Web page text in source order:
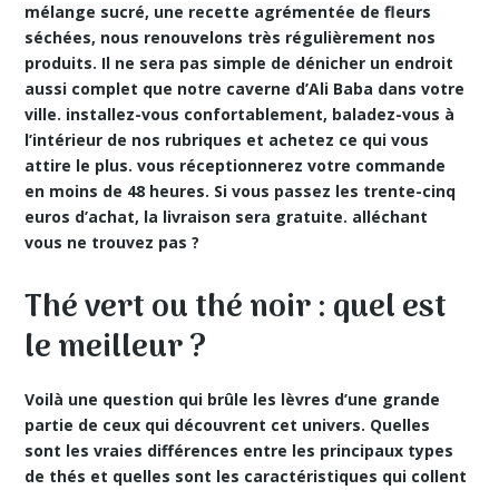
mélange sucré, une recette agrémentée de fleurs
séchées, nous renouvelons très régulièrement nos
produits. Il ne sera pas simple de dénicher un endroit
aussi complet que notre caverne d’Ali Baba dans votre
ville. installez-vous confortablement, baladez-vous à
l’intérieur de nos rubriques et achetez ce qui vous
attire le plus. vous réceptionnerez votre commande
en moins de 48 heures. Si vous passez les trente-cinq
euros d’achat, la livraison sera gratuite. alléchant
vous ne trouvez pas ?
Thé vert ou thé noir : quel est
le meilleur ?
Voilà une question qui brûle les lèvres d’une grande
partie de ceux qui découvrent cet univers. Quelles
sont les vraies différences entre les principaux types
de thés et quelles sont les caractéristiques qui collent